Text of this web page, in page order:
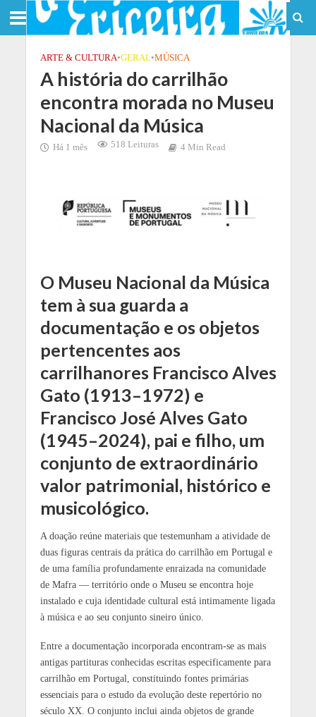
ARTE & CULTURA•GERAL•MÚSICA
A história do carrilhão
encontra morada no Museu
Nacional da Música
Há 1 mês 518 Leituras 4 Min Read
O Museu Nacional da Música
tem à sua guarda a
documentação e os objetos
pertencentes aos
carrilhanores Francisco Alves
Gato (1913–1972) e
Francisco José Alves Gato
(1945–2024), pai e filho, um
conjunto de extraordinário
valor patrimonial, histórico e
musicológico.
A doação reúne materiais que testemunham a atividade de
duas figuras centrais da prática do carrilhão em Portugal e
de uma família profundamente enraizada na comunidade
de Mafra — território onde o Museu se encontra hoje
instalado e cuja identidade cultural está intimamente ligada
à música e ao seu conjunto sineiro único.
Entre a documentação incorporada encontram-se as mais
antigas partituras conhecidas escritas especificamente para
carrilhão em Portugal, constituindo fontes primárias
essenciais para o estudo da evolução deste repertório no
século XX. O conjunto inclui ainda objetos de grande